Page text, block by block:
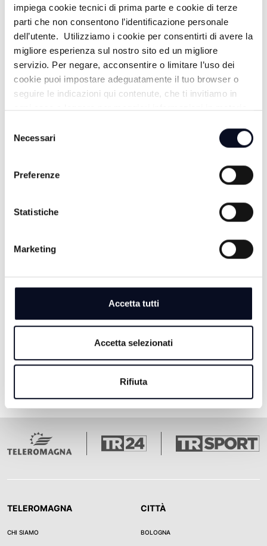
impiega cookie tecnici di prima parte e cookie di terze
parti che non consentono l’identificazione personale
dell’utente. Utilizziamo i cookie per consentirti di avere la
migliore esperienza sul nostro sito ed un migliore
servizio. Per negare, acconsentire o limitare l’uso dei
cookie puoi impostare adeguatamente il tuo browser o
seguire le indicazioni qui contenute, che ti invitiamo in
ogni caso a leggere per maggiori informazioni in materia
delNecessari
Preferenze
Statistiche
Marketing
Accetta tutti
Accetta selezionati
Rifiuta
DUETTO IN CUCINA - 24/04/2026
3 MESI FA
DUETTO IN CUCINA - 17/04/2026
3 MESI FA
TELEROMAGNA
CHI SIAMO
CITTÀ
BOLOGNA